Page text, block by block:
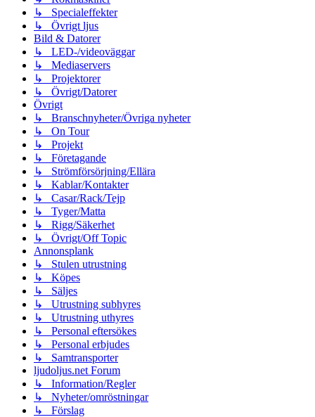
↳ Specialeffekter
↳ Övrigt ljus
Bild & Datorer
↳ LED-/videoväggar
↳ Mediaservers
↳ Projektorer
↳ Övrigt/Datorer
Övrigt
↳ Branschnyheter/Övriga nyheter
↳ On Tour
↳ Projekt
↳ Företagande
↳ Strömförsörjning/Ellära
↳ Kablar/Kontakter
↳ Casar/Rack/Tejp
↳ Tyger/Matta
↳ Rigg/Säkerhet
↳ Övrigt/Off Topic
Annonsplank
↳ Stulen utrustning
↳ Köpes
↳ Säljes
↳ Utrustning subhyres
↳ Utrustning uthyres
↳ Personal eftersökes
↳ Personal erbjudes
↳ Samtransporter
ljudoljus.net Forum
↳ Information/Regler
↳ Nyheter/omröstningar
↳ Förslag